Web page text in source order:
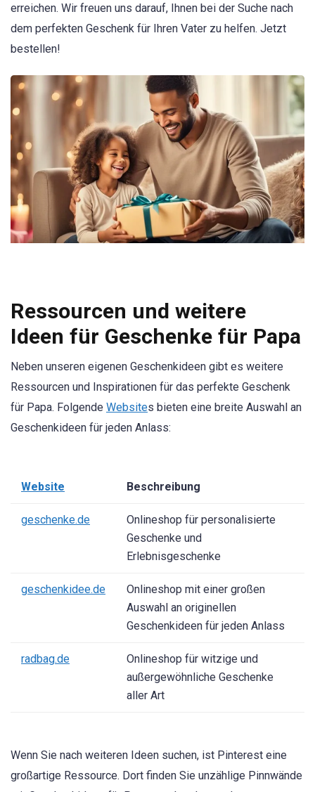
erreichen. Wir freuen uns darauf, Ihnen bei der Suche nach
dem perfekten Geschenk für Ihren Vater zu helfen. Jetzt
bestellen!
Ressourcen und weitere
Ideen für Geschenke für Papa
Neben unseren eigenen Geschenkideen gibt es weitere
Ressourcen und Inspirationen für das perfekte Geschenk
für Papa. Folgende Websites bieten eine breite Auswahl an
Geschenkideen für jeden Anlass:
Website Beschreibung
geschenke.de
Onlineshop für personalisierte
Geschenke und
Erlebnisgeschenke
geschenkidee.de
Onlineshop mit einer großen
Auswahl an originellen
Geschenkideen für jeden Anlass
radbag.de
Onlineshop für witzige und
außergewöhnliche Geschenke
aller Art
Wenn Sie nach weiteren Ideen suchen, ist Pinterest eine
großartige Ressource. Dort finden Sie unzählige Pinnwände